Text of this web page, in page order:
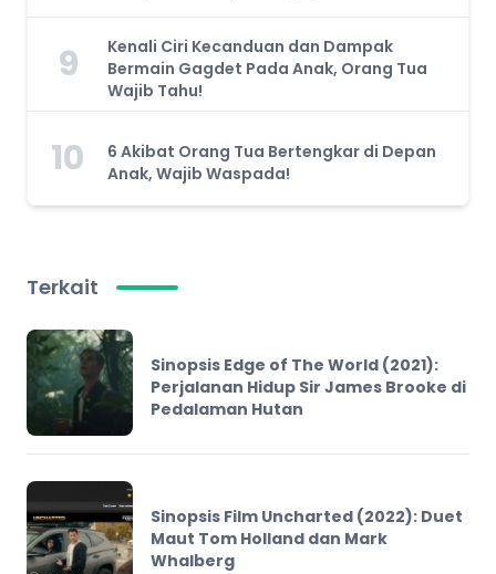
9
Kenali Ciri Kecanduan dan Dampak
Bermain Gagdet Pada Anak, Orang Tua
Wajib Tahu!
10
6 Akibat Orang Tua Bertengkar di Depan
Anak, Wajib Waspada!
Terkait
Sinopsis Edge of The World (2021):
Perjalanan Hidup Sir James Brooke di
Pedalaman Hutan
Sinopsis Film Uncharted (2022): Duet
Maut Tom Holland dan Mark
Whalberg